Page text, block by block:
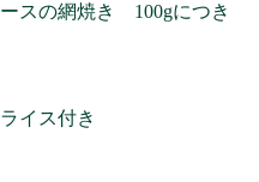
スの網焼き 100gにつき
イス付き